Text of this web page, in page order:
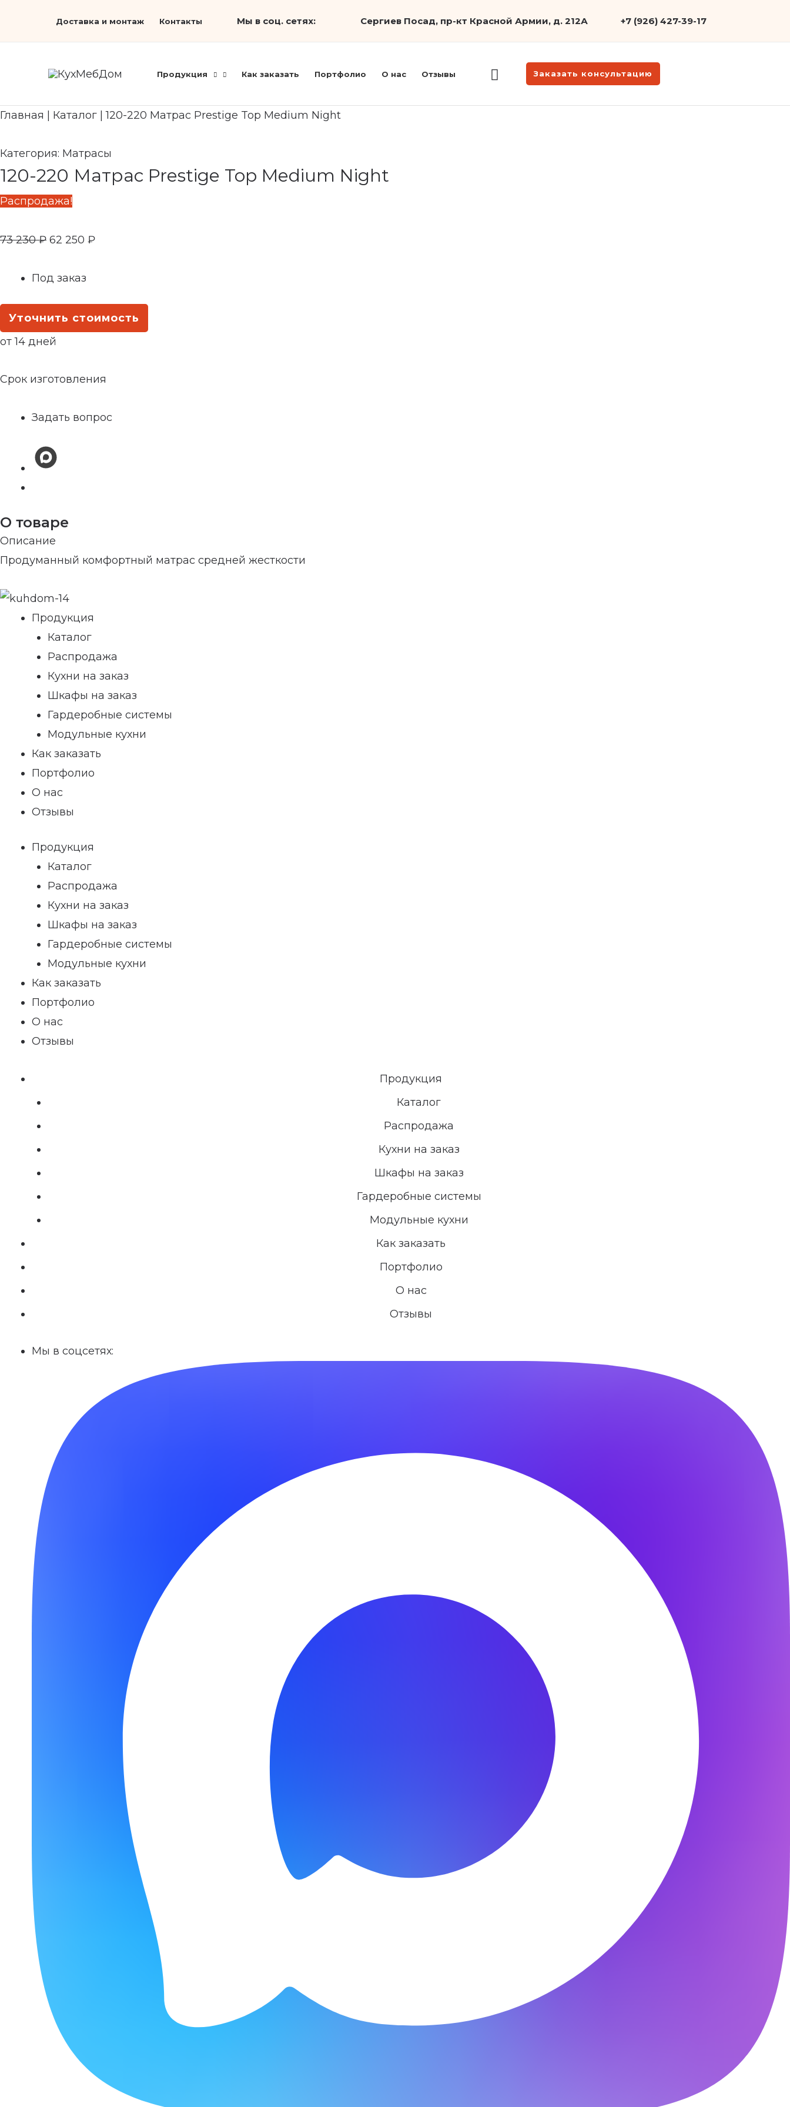
Доставка и монтаж Контакты Мы в соц. сетях: Сергиев Посад, пр-кт Красной Армии, д. 212А +7 (926) 427-39-17
Продукция Как заказать Портфолио О нас Отзывы Заказать консультацию
Главная Каталог |120-220 Матрас Prestige Top Medium Night
Категория: Матрасы
120-220 Матрас Prestige Top Medium Night
Распродажа!
73 230₽
цена
73
62 250 ₽
цена:
250 ₽.
Под заказ
Уточнить стоимость
от 14 дней
Срок изготовления
Задать вопрос
О товаре
Описание
Продуманный комфортный матрас средней жесткости
Продукция
Каталог
Распродажа
Кухни на заказ
Шкафы на заказ
Гардеробные системы
Модульные кухни
Как заказать
Портфолио
О нас
Отзывы
Продукция
Каталог
Распродажа
Кухни на заказ
Шкафы на заказ
Гардеробные системы
Модульные кухни
Как заказать
Портфолио
О нас
Отзывы
Продукция
Каталог
Распродажа
Кухни на заказ
Шкафы на заказ
Гардеробные системы
Модульные кухни
Как заказать
Портфолио
О нас
Отзывы
Мы в соцсетях: